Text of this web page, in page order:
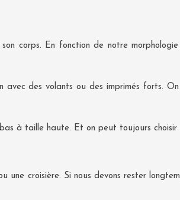
corps. En fonction de notre
des volants ou des imprimés forts.
à taille haute. Et on peut toujours
croisière. Si nous devons rester